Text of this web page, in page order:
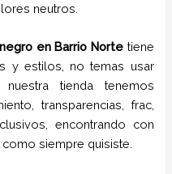
neutros.
en Barrio Norte tiene
y estilos,
no temas usar
tienda tenemos
transparencias, frac,
encontrando con
siempre quisiste.